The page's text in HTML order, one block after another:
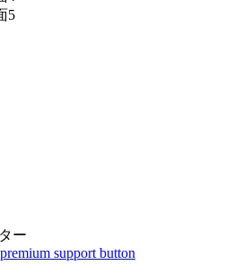
ー